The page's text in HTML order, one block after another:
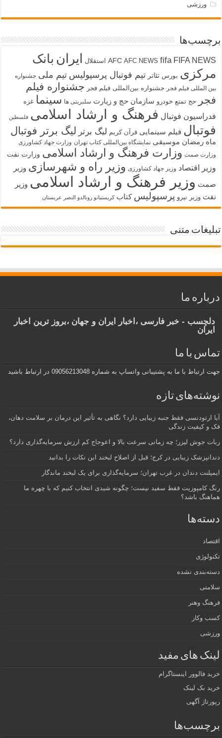
ورزشی
برچسب‌ها
AFC AFC NEWS fifa FIFA NEWS استقلال ایران بانک
مرکزی بورس تئاتر تیم فوتبال پرسپولیس تیم ملی جشنواره
بین المللی فیلم فجر جشنواره بین‌المللی فیلم فجر جشنواره فیلم
فجر
حج تمتع خودرو سازمان حج و زیارت سلبریتی ها سینما غزه
فدراسیون فوتبال فرهنگ و ارشاد اسلامی فلسطین
فوتبال فیلم سینمایی قرآن کریم لیگ برتر لیگ برتر فوتبال
ماه رمضان موسیقی نمایشگاه بین‌المللی کتاب تهران وزارت جهاد کشاورزی
وزارت صمت وزارت فرهنگ و ارشاد اسلامی وزارت نفت
وزیر اقتصاد وزیر جهاد کشاورزی وزیر راه و شهرسازی وزیر
صمت وزیر فرهنگ و ارشاد اسلامی وزیر
نفت وزیر نیرو پرسپولیس کتاب کریستیانو رونالدو النصر عربستان
تبلیغات متنی
درباره ما
دلچسب - خبر فارسی ،اخبار ایران و جهان ،بروز ترین اخبار
ایران
تماس با ما
جهت ارتباط با ما به پشتیبانی واتساپ به شماره 09056213048 در ارتباط باشید
نوشته‌های تازه
آیا ارتودنسی فقط جنبه زیبایی دارد؟ نگاهی به تأثیر این درمان بر سلامت دهان،
فک و کیفیت زندگی
ربات جوش لیزر؛ چه زمانی سرعت بالا و اعوجاج کم ارزش سرمایه‌گذاری دارد؟
دندانپزشک زیبایی در کرج؛ قبل از اصلاح لبخند این نکات را بدانید
ایمپلنت دندان در غرب تهران؛ سرمایه‌گذاری برای یک لبخند ماندگار
رنگ کامپوزیت فقط سفید نیست؛ چگونه شیدی انتخاب کنیم که با چهره ما
هماهنگ باشد؟
دسته‌ها
اقتصاد
تکنولوژی
دسته‌بندی نشده
سلامتی
فرهنگ وهنر
کسب وکار
ورزشی
لینک های مفید
خرید فالوور اینستاگرام
خرید بک لینک
رپورتاژ آگهی
برچسب‌ها